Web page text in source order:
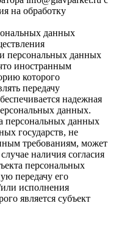
на обработку
данных
персональных данных
иностранным
которого
передачу
надежная
данных.
персональных данных
государств, не
требованиям, может
наличия согласия
персональных
передачу его
исполнения
является субъект